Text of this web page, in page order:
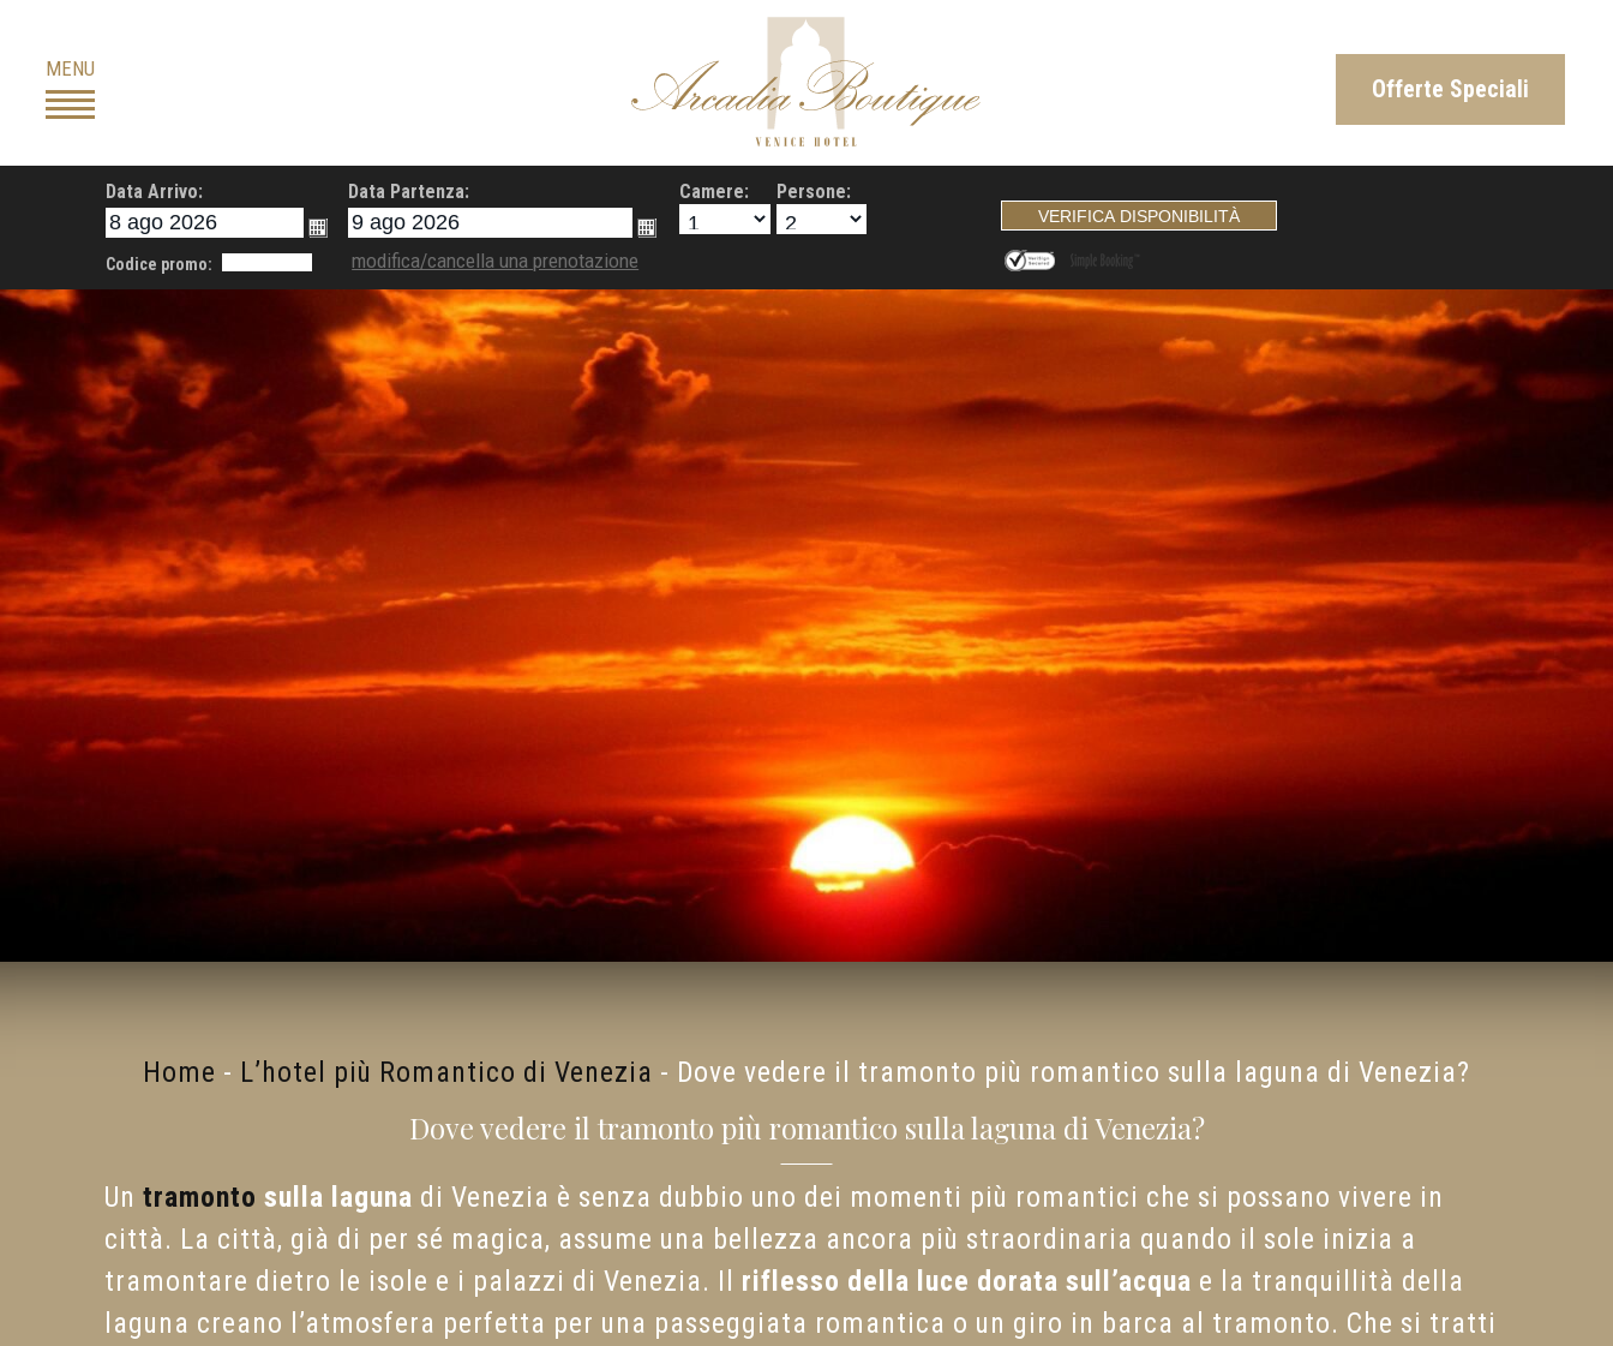
content
MENU
Offerte Speciali
Data Arrivo: Data Partenza: Camere: Persone:
Codice promo: modifica/cancella una prenotazione
Home - L’hotel più Romantico di Venezia - Dove vedere il tramonto più romantico sulla laguna di Venezia?
Dove vedere il tramonto più romantico sulla laguna di Venezia?
Un tramonto sulla laguna di Venezia è senza dubbio uno dei momenti più romantici che si possano vivere in
città. La città, già di per sé magica, assume una bellezza ancora più straordinaria quando il sole inizia a
tramontare dietro le isole e i palazzi di Venezia. Il riflesso della luce dorata sull’acqua e la tranquillità della
laguna creano l’atmosfera perfetta per una passeggiata romantica o un giro in barca al tramonto. Che si tratti